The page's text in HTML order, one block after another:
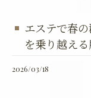
エステで春
を乗り越え
2026/03/18